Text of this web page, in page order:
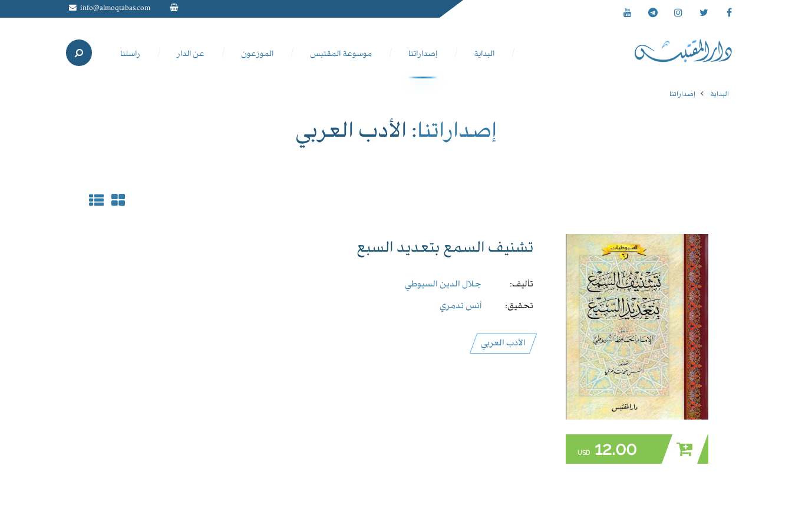
info@almoqtabas.com
البداية إصداراتنا موسوعة المقتبس الموزعون عن الدار راسلنا
البداية إصداراتنا
إصداراتنا: الأدب العربي
12.00
USD
تشنيف السمع بتعديد السبع
تأليف:
جلال الدين السيوطي
تحقيق:
أنس تدمري
الأدب العربي